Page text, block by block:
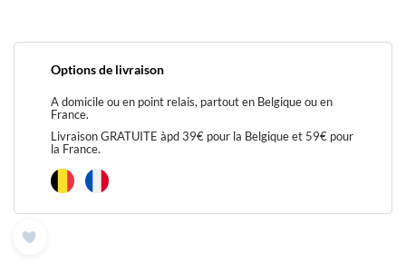
Options de livraison
A domicile ou en point relais, partout en Belgique ou en
France.
Livraison GRATUITE àpd 39€ pour la Belgique et 59€ pour
la France.